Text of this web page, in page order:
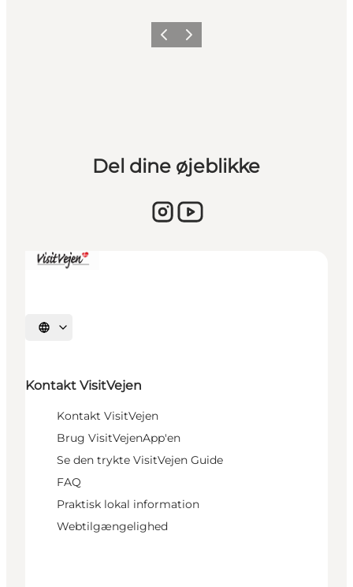
Forrige billede
Næste billede
Del dine øjeblikke
Vælg sprog
Kontakt VisitVejen
Kontakt VisitVejen
Brug VisitVejenApp'en
Se den trykte VisitVejen Guide
FAQ
Praktisk lokal information
Webtilgængelighed